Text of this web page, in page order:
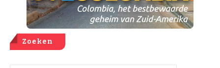
Zoeken